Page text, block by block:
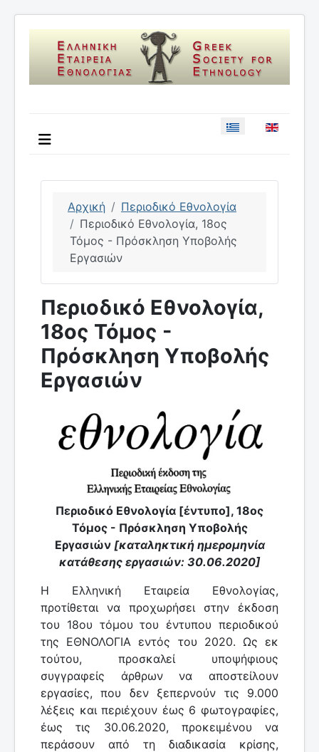
Επιλέξτε τη
Αρχική
Περιοδικό Εθνολογία
Περιοδικό Εθνολογία, 18ος
Τόμος - Πρόσκληση Υποβολής
Εργασιών
Περιοδικό Εθνολογία,
18ος Τόμος -
Πρόσκληση Υποβολής
Εργασιών
Περιοδικό Εθνολογία [έντυπο], 18ος
Τόμος - Πρόσκληση Υποβολής
Εργασιών [καταληκτική ημερομηνία
κατάθεσης εργασιών: 30.06.2020]
Η Ελληνική Εταιρεία Εθνολογίας,
προτίθεται να προχωρήσει στην έκδοση
του 18ου τόμου του έντυπου περιοδικού
της ΕΘΝΟΛΟΓΙΑ εντός του 2020. Ως εκ
τούτου, προσκαλεί υποψήφιους
συγγραφείς άρθρων να αποστείλουν
εργασίες, που δεν ξεπερνούν τις 9.000
λέξεις και περιέχουν έως 6 φωτογραφίες,
έως τις 30.06.2020, προκειμένου να
περάσουν από τη διαδικασία κρίσης,